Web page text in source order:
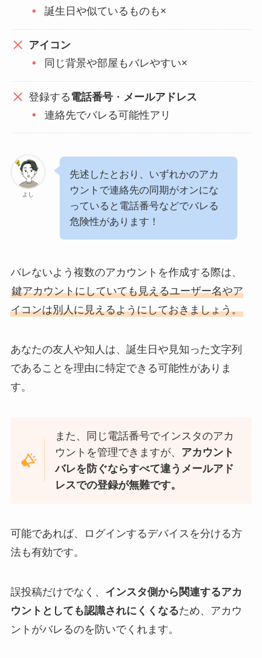
誕生日や似ているものも×
アイコン
同じ背景や部屋もバレやすい×
登録する電話番号 ・ メールアドレス
連絡先でバレる可能性アリ
よし
先述したとおり、いずれかのアカ
ウントで連絡先の同期がオンにな
っていると電話番号などでバレる
危険性があります！
バレないよう複数のアカウントを作成する際は、
鍵アカウントにしていても見えるユーザー名やア
イコンは別人に見えるようにしておきましょう。
あなたの友人や知人は、誕生日や見知った文字列
であることを理由に特定できる可能性がありま
す。
また、同じ電話番号でインスタのアカ
ウントを管理できますが、 アカウント
バレを防ぐならすべて違うメールアド
レスでの登録が無難です。
可能であれば、ログインするデバイスを分ける方
法も有効です。
誤投稿だけでなく、 インスタ側から関連するアカ
ウントとしても認識されにくくなるため、アカウ
ントがバレるのを防いでくれます。